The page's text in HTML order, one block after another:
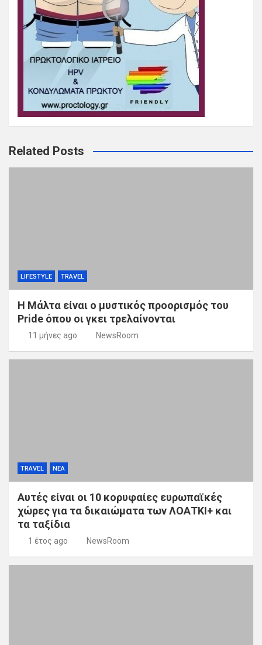
Related Posts
LIFESTYLE TRAVEL
Η Μάλτα είναι ο μυστικός προορισμός του
Pride όπου οι γκει τρελαίνονται
11 μήνες ago NewsRoom
TRAVEL ΝΕΑ
Αυτές είναι οι 10 κορυφαίες ευρωπαϊκές
χώρες για τα δικαιώματα των ΛΟΑΤΚΙ+ και
τα ταξίδια
1 έτος ago NewsRoom